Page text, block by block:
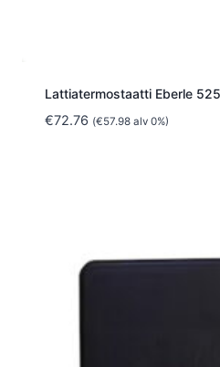
Lattiatermostaatti Eberle
€72.76 (€57.98alv 0%)